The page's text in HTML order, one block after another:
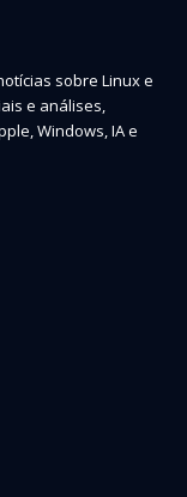
sobre Linux e
e análises,
Windows, IA e